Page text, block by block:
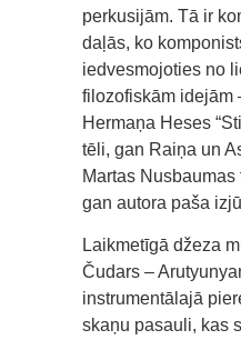
perkusijām. Tā ir
daļās, ko
iedvesmojoties no
filozofiskām idejām
Hermaņa Heses
tēli, gan Raiņa un
Martas
gan autora paša
Laikmetīgā džeza
Čudars –
instrumentālajā
skaņu pasauli, kas